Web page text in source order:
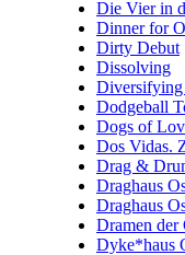
Die Vier in
Dinner for
Dirty Debut
Dissolving
Diversifying
Dodgeball
Dogs of
Dos Vidas.
Drag &
Draghaus
Draghaus
Dramen der
Dyke*haus